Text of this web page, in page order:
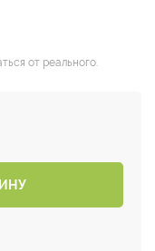
от реального.